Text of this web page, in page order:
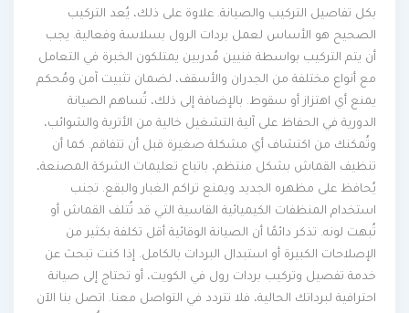
بكل تفاصيل التركيب والصيانة. علاوة على ذلك، يُعد التركيب
الصحيح هو الأساس لعمل بردات الرول بسلاسة وفعالية. يجب
أن يتم التركيب بواسطة فنيين مُدربين يمتلكون الخبرة في التعامل
مع أنواع مختلفة من الجدران والأسقف، لضمان تثبيت آمن ومُحكم
يمنع أي اهتزاز أو سقوط. بالإضافة إلى ذلك، تُساهم الصيانة
الدورية في الحفاظ على آلية التشغيل خالية من الأتربة والشوائب،
وتُمكنك من اكتشاف أي مشكلة صغيرة قبل أن تتفاقم. كما أن
تنظيف القماش بشكل منتظم، باتباع تعليمات الشركة المصنعة،
يُحافظ على مظهره الجديد ويمنع تراكم الغبار والبقع. تجنب
استخدام المنظفات الكيميائية القاسية التي قد تُتلف القماش أو
تُبهت لونه. تذكر دائمًا أن الصيانة الوقائية أقل تكلفة بكثير من
الإصلاحات الكبيرة أو استبدال البردات بالكامل. إذا كنت تبحث عن
خدمة تفصيل وتركيب بردات رول في الكويت، أو تحتاج إلى صيانة
احترافية لبرداتك الحالية، فلا تتردد في التواصل معنا. اتصل بنا الآن